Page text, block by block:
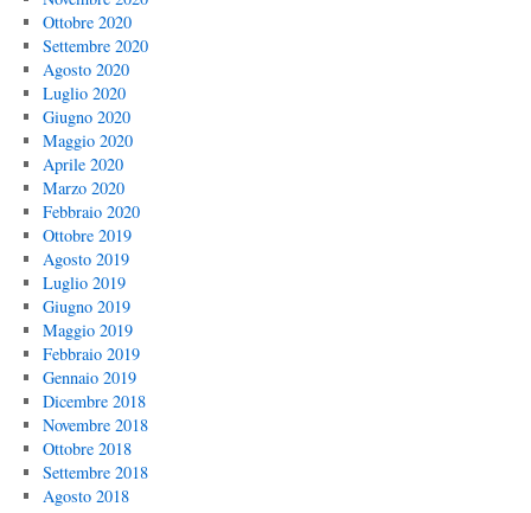
Ottobre 2020
Settembre 2020
Agosto 2020
Luglio 2020
Giugno 2020
Maggio 2020
Aprile 2020
Marzo 2020
Febbraio 2020
Ottobre 2019
Agosto 2019
Luglio 2019
Giugno 2019
Maggio 2019
Febbraio 2019
Gennaio 2019
Dicembre 2018
Novembre 2018
Ottobre 2018
Settembre 2018
Agosto 2018